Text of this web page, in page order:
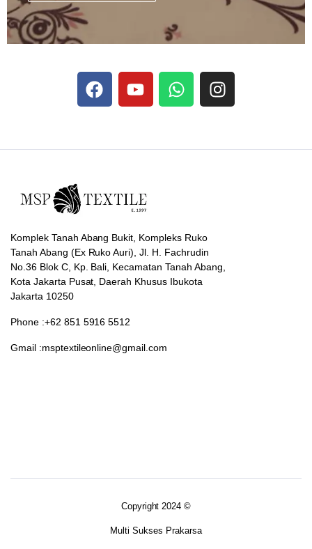
francophones.
Komplek Tanah Abang Bukit, Kompleks Ruko
Tanah Abang (Ex Ruko Auri), Jl. H. Fachrudin
No.36 Blok C, Kp. Bali, Kecamatan Tanah Abang,
Kota Jakarta Pusat, Daerah Khusus Ibukota
Jakarta 10250
Phone :+62 851 5916 5512
Gmail :msptextileonline@gmail.com
Copyright 2024 ©
Multi Sukses Prakarsa